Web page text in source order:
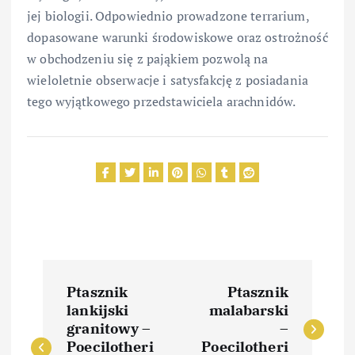
jej biologii. Odpowiednio prowadzone terrarium,
dopasowane warunki środowiskowe oraz ostrożność
w obchodzeniu się z pająkiem pozwolą na
wieloletnie obserwacje i satysfakcję z posiadania
tego wyjątkowego przedstawiciela arachnidów.
Ptasznik
lankijski
granitowy –
Poecilotheri
Ptasznik
malabarski
–
Poecilotheri